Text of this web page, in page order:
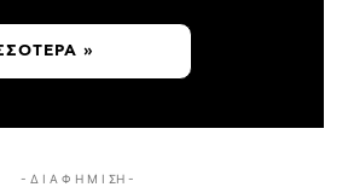
»
- Δ Ι Α Φ Η Μ Ι ΣΗ -